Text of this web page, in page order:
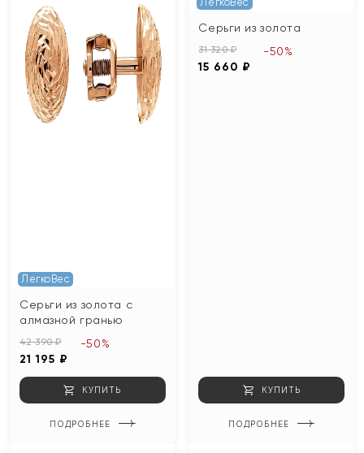
ЛегкоВес
Серьги из золота с
алмазной гранью
42 390 ₽
21 195 ₽
-50%
КУПИТЬ
ПОДРОБНЕЕ
Серьги из золота
31 320 ₽
15 660 ₽
-50%
КУПИТЬ
ПОДРОБНЕЕ